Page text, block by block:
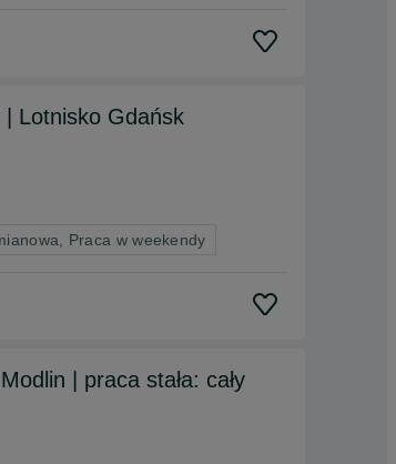
Lotnisko Gdańsk
Praca w weekendy
| praca stała: cały